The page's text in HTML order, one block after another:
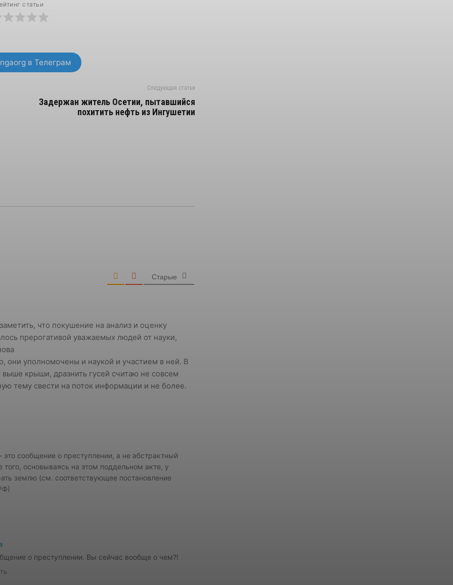
статьи
в Телеграм
Следующая статья
Задержан житель Осетии, пытавшийся
похитить нефть из Ингушетии
Старые
что покушение на анализ и оценку
прерогативой уважаемых людей от науки,
они уполномочены и наукой и участием в ней. В
крыши, дразнить гусей считаю не совсем
тему свести на поток информации и не более.
сообщение о преступлении, а не абстрактный
того, основываясь на этом поддельном акте, у
землю (см. соответствующее постановление
о преступлении. Вы сейчас вообще о чем?!